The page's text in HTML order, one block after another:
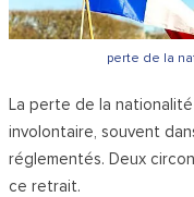
perte de la
La perte de la
involontaire, souvent
réglementés. Deux
ce retrait.